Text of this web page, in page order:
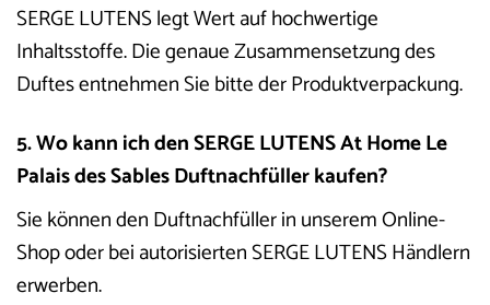
SERGE LUTENS legt Wert auf hochwertige
Inhaltsstoffe. Die genaue Zusammensetzung des
Duftes entnehmen Sie bitte der Produktverpackung.
5. Wo kann ich den SERGE LUTENS At Home Le
Palais des Sables Duftnachfüller kaufen?
Sie können den Duftnachfüller in unserem Online-
Shop oder bei autorisierten SERGE LUTENS Händlern
erwerben.